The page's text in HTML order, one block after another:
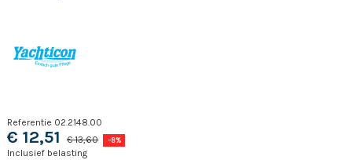
Referentie 02.2148.00
€ 12,51 € 13,60 -8%
Inclusief belasting